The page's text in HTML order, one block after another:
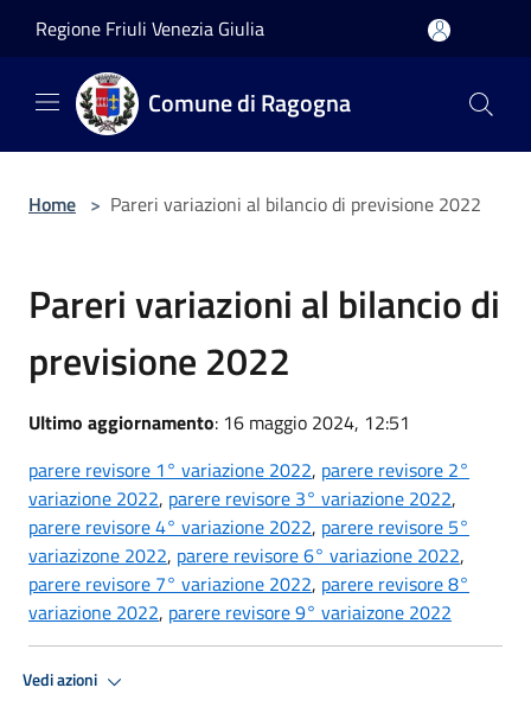
Regione Friuli Venezia Giulia
Comune di Ragogna
Home > Pareri variazioni al bilancio di previsione 2022
Pareri variazioni al bilancio di
previsione 2022
Ultimo aggiornamento: 16 maggio 2024, 12:51
parere revisore 1° variazione 2022, parere revisore 2°
variazione 2022, parere revisore 3° variazione 2022,
parere revisore 4° variazione 2022, parere revisore 5°
variazizone 2022, parere revisore 6° variazione 2022,
parere revisore 7° variazione 2022, parere revisore 8°
variazione 2022, parere revisore 9° variaizone 2022
Vedi azioni